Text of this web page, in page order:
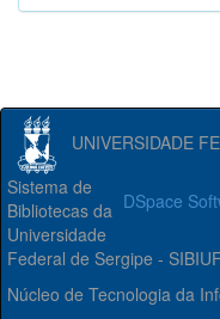
UNIVERSIDADE
DSpace
Sistema de
Bibliotecas da
Universidade
Federal de Sergipe -
Núcleo de Tecnologia da